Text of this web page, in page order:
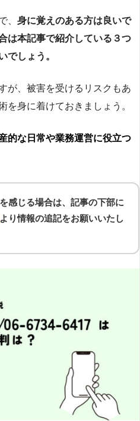
、 身に覚えのある方は良いで
は本記事で紹介している３つ
でしょう。
が、被害を受けるリスクもあ
を身に着けておきましょう。
的な日常や業務運営に役立つ
感じる場合は、記事の下部に
より情報の追記をお願いいたし